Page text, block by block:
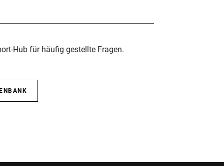
Hub für häufig gestellte Fragen.